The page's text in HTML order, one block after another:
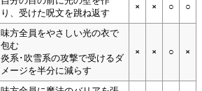
り、受けた呪文を跳ね返す
× × ○ ○
味方全員をやさしい光の衣で
包む
炎系･吹雪系の攻撃で受けるダ
メージを半分に減らす
× × ○ ×